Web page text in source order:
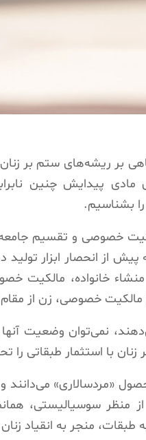
بر ریشه‌های ستم بر
پیدایش چنین
بشناسیم.
خصوصی و تقسیم
از انحصار ابزار تولید
خانواده، مالکیت
خصوصی، زن از مقام
نمی‌توان وضعیت
زنان با استثمار طبقاتی را
«مردسالاری» می‌دانند
منظر سوسیالیستی،
منجر به انقیاد